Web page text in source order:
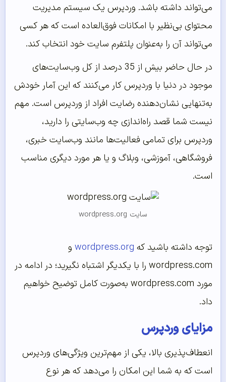
می‌تواند داشته باشد. وردپرس یک سیستم مدیریت
محتوای بی‌نظیر با امکانات فوق‌العاده است که هر کسی
می‌تواند آن را به‌عنوان پلتفرم سایت خود انتخاب کند.
در حال حاضر بیش از 35 درصد از کل وب‌سایت‌های
موجود در دنیا با وردپرس کار می‌کنند که این آمار خودش
به‌تنهایی نشان‌دهنده رضایت افراد از وردپرس است. مهم
نیست شما قصد راه‌اندازی چه وب‌سایتی را دارید،
وردپرس برای تمامی فعالیت‌ها مانند وب‌سایت خبری،
فروشگاهی، آموزشی، وبلاگ و یا هر مورد دیگری مناسب
است.
سایت wordpress.org
توجه داشته باشید که wordpress.org و
wordpress.com را با یکدیگر اشتباه نگیرید؛ در ادامه در
مورد wordpress.com به‌صورت کامل توضیح خواهیم
داد.
مزایای وردپرس
انعطاف‌پذیری بالا، یکی از مهم‌ترین ویژگی‌های وردپرس
است که به شما این امکان را می‌دهد که هر نوع